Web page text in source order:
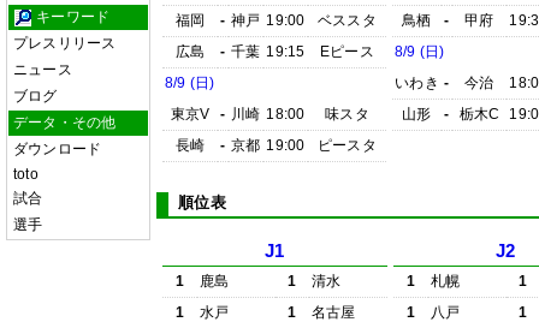
キーワード
プレスリリース
ニュース
ブログ
データ・その他
ダウンロード
toto
試合
選手
福岡
- 神戸 19:00
ベススタ
広島
- 千葉 19:15
Eピース
8/9 (日)
東京V
- 川崎 18:00
味スタ
長崎
- 京都 19:00 ピースタ
鳥栖
- 甲府
8/9 (日)
いわき - 今治
山形
- 栃木C
順位表
J1
1 鹿島 1
清水
1
水戸 1
名古屋
J2
1 札幌
1
1
八戸
1